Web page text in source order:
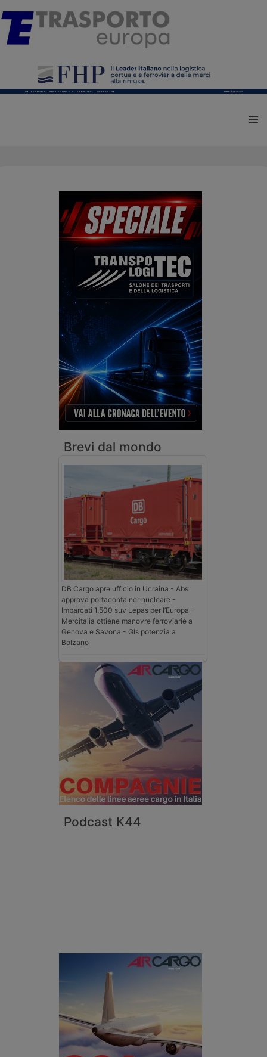
Brevi dal mondo
DB Cargo apre ufficio in Ucraina - Abs
approva portacontainer nucleare -
Imbarcati 1.500 suv Lepas per l’Europa -
Mercitalia ottiene manovre ferroviarie a
Genova e Savona - Gls potenzia a
Bolzano
Podcast K44